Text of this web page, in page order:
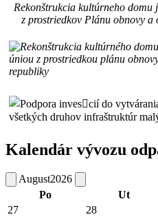
Rekonštrukcia kultúrneho
z prostriedkov Plánu obnovy a
Kalendár vývozu
August2026
Po
Ut
27
28